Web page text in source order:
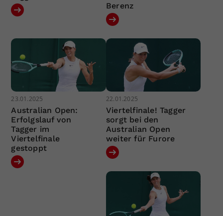
Berenz
23.01.2025
Australian Open:
Erfolgslauf von
Tagger im
Viertelfinale
gestoppt
22.01.2025
Viertelfinale! Tagger
sorgt bei den
Australian Open
weiter für Furore